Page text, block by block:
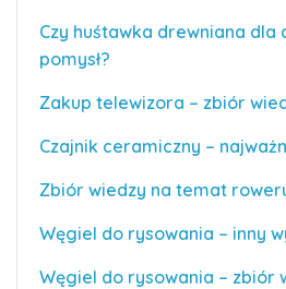
Czy huśtawka drewniana dla
pomysł?
Zakup telewizora – zbiór
Czajnik ceramiczny –
Zbiór wiedzy na temat
Węgiel do rysowania – inny
Węgiel do rysowania – zbiór